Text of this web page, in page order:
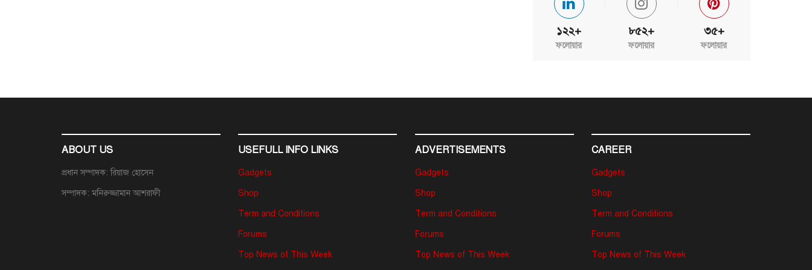
১২২+
ফলোয়ার
৮৫২+
ফলোয়ার
৩৫+
ফলোয়ার
ABOUT US
প্রধান সম্পাদক: রিয়াজ হোসেন
সম্পাদক: মনিরুজ্জামান আশরাফী
USEFULL INFO LINKS
Gadgets
Shop
Term and Conditions
Forums
Top News of This Week
ADVERTISEMENTS
Gadgets
Shop
Term and Conditions
Forums
Top News of This Week
CAREER
Gadgets
Shop
Term and Conditions
Forums
Top News of This Week